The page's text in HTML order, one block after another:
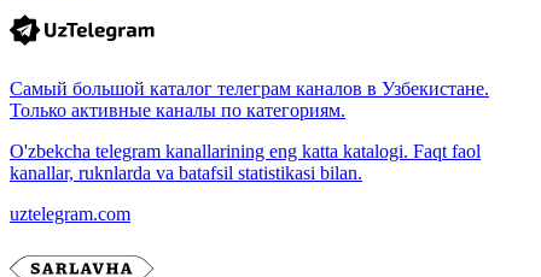
Самый большой каталог телеграм каналов в Узбекистане.
Только активные каналы по категориям.
O'zbekcha telegram kanallarining eng katta katalogi. Faqt faol
kanallar, ruknlarda va batafsil statistikasi bilan.
uztelegram.com